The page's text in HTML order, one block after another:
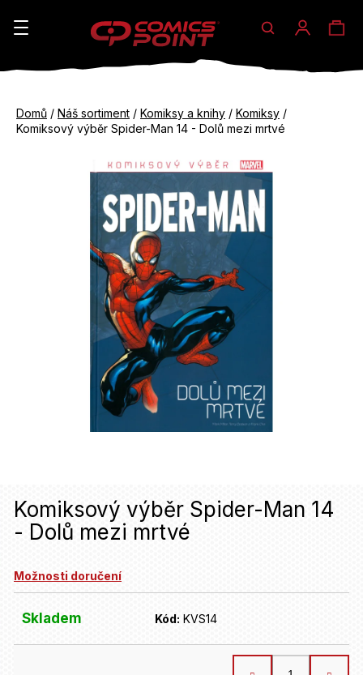
Hledat
Domů / Náš sortiment / Komiksy a knihy / Komiksy /
Komiksový výběr Spider-Man 14 - Dolů mezi mrtvé
Komiksový výběr Spider-Man 14
- Dolů mezi mrtvé
Možnosti doručení
Skladem Kód: KVS14
K
do
do
n
a
í
?